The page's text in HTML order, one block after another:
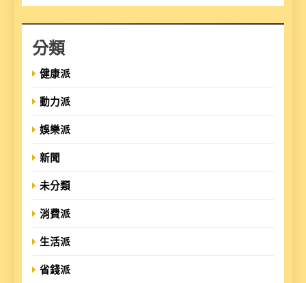
分類
健康派
動力派
娛樂派
新聞
未分類
消費派
生活派
省錢派